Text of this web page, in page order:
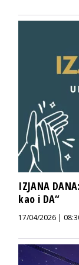
IZJANA
kao i DA“
17/04/2026 |